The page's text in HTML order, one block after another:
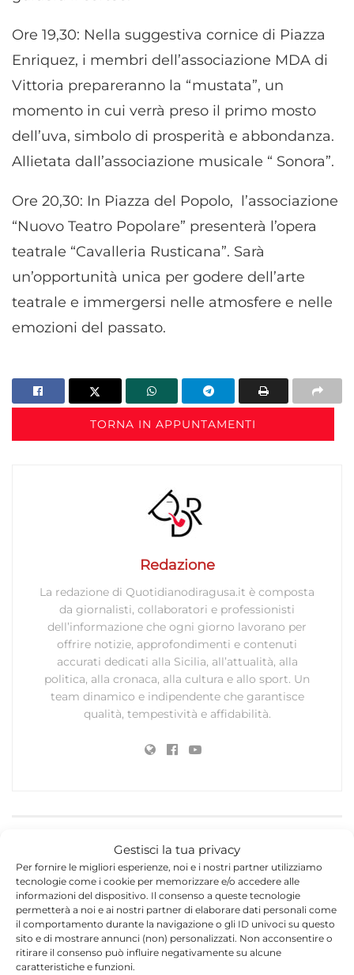
Gestisci la tua privacy
Per fornire le migliori esperienze, noi e i nostri partner utilizziamo
tecnologie come i cookie per memorizzare e/o accedere alle
informazioni del dispositivo. Il consenso a queste tecnologie
permetterà a noi e ai nostri partner di elaborare dati personali come
il comportamento durante la navigazione o gli ID univoci su questo
sito e di mostrare annunci (non) personalizzati. Non acconsentire o
ritirare il consenso può influire negativamente su alcune
caratteristiche e funzioni.
Ore 19,30: Nella suggestiva cornice di Piazza
Enriquez, i membri dell’associazione MDA di
Vittoria prepareranno la “mustata”, un
momento in cui verrà preso il primo mosto
dell’uva, simbolo di prosperità e abbondanza.
Allietata dall’associazione musicale “ Sonora”.
Ore 20,30: In Piazza del Popolo, l’associazione
“Nuovo Teatro Popolare” presenterà l’opera
teatrale “Cavalleria Rusticana”. Sarà
un’opportunità unica per godere dell’arte
teatrale e immergersi nelle atmosfere e nelle
emozioni del passato.
TORNA IN APPUNTAMENTI
Redazione
La redazione di Quotidianodiragusa.it è composta
da giornalisti, collaboratori e professionisti
dell’informazione che ogni giorno lavorano per
offrire notizie, approfondimenti e contenuti
accurati dedicati alla Sicilia, all’attualità, alla
politica, alla cronaca, alla cultura e allo sport. Un
team dinamico e indipendente che garantisce
qualità, tempestività e affidabilità.
Lascia un commento
Il tuo indirizzo email non sarà pubblicato.
I campi
obbligatori sono contrassegnati*
Commento*